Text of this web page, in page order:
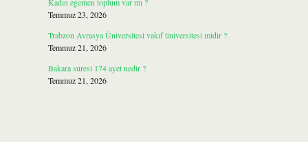
Temmuz 23, 2026
Trabzon Avrasya Üniversitesi vakıf üniversitesi midir ?
Temmuz 21, 2026
Bakara suresi 174 ayet nedir ?
Temmuz 21, 2026